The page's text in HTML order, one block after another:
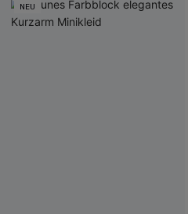
NEU